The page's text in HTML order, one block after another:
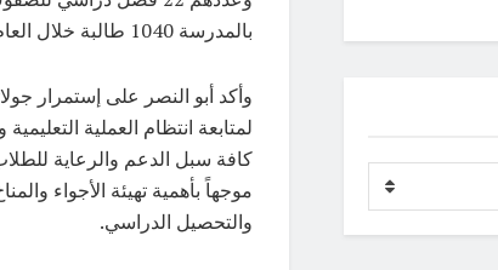
بالمدرسة 1040 طالبة خلال العام الدراسي الجاري.
وأكد أبو النصر على إستمرار
لمتابعة انتظام العملية
كافة سبل الدعم والرعاية
موجهاً بأهمية تهيئة الأجواء
والتحصيل الدراسي.